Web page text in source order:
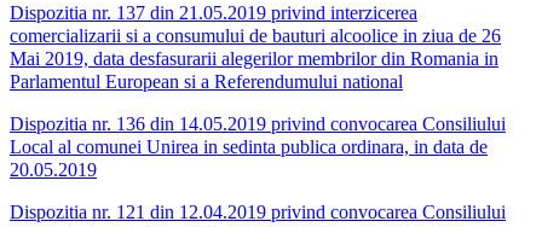
Dispozitia nr. 137 din 21.05.2019 privind interzicerea
comercializarii si a consumului de bauturi alcoolice in ziua de 26
Mai 2019, data desfasurarii alegerilor membrilor din Romania in
Parlamentul European si a Referendumului national
Dispozitia nr. 136 din 14.05.2019 privind convocarea Consiliului
Local al comunei Unirea in sedinta publica ordinara, in data de
20.05.2019
Dispozitia nr. 121 din 12.04.2019 privind convocarea Consiliului